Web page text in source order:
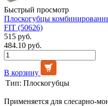
Быстрый просмотр
Плоскогубцы
FIT (50626)
515 руб.
484.10 руб.
В корзину
Тип: Плоскогубцы
Применяется для слесарно-